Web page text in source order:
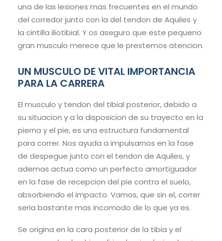
una de las lesiones mas frecuentes en el mundo
del corredor junto con la del tendon de Aquiles y
la cintilla iliotibial. Y os aseguro que este pequeno
gran musculo merece que le prestemos atencion.
UN MUSCULO DE VITAL IMPORTANCIA
PARA LA CARRERA
El musculo y tendon del tibial posterior, debido a
su situacion y a la disposicion de su trayecto en la
pierna y el pie, es una estructura fundamental
para correr. Nos ayuda a impulsarnos en la fase
de despegue junto con el tendon de Aquiles, y
ademas actua como un perfecto amortiguador
en la fase de recepcion del pie contra el suelo,
absorbiendo el impacto. Vamos, que sin el, correr
seria bastante mas incomodo de lo que ya es.
Se origina en la cara posterior de la tibia y el